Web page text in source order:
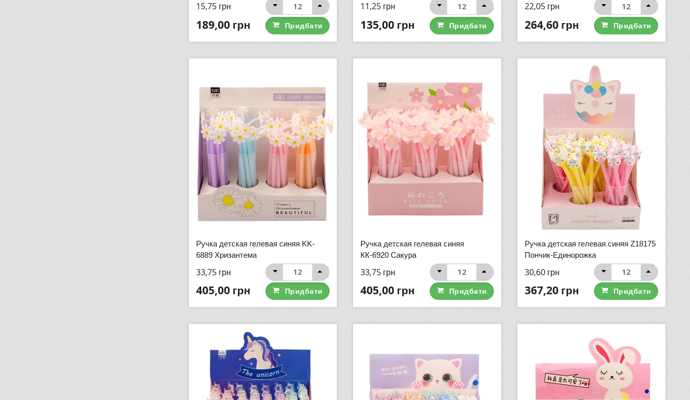
15,75 грн
189,00 грн Придбати
11,25 грн
135,00 грн Придбати
22,05 грн
264,60 грн Придбати
Ручка детская гелевая синяя KK-
6889 Хризантема
33,75 грн
405,00 грн Придбати
Ручка детская гелевая синяя
КК-6920 Сакура
33,75 грн
405,00 грн Придбати
Ручка детская гелевая синяя Z18175
Пончик-Единорожка
30,60 грн
367,20 грн Придбати